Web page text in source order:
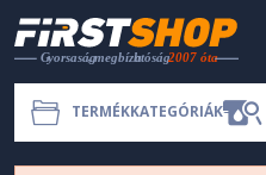
TERMÉKKATEGÓRIÁK